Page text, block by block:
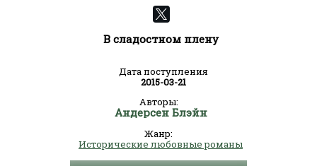
В сладостном плену
Дата поступления
2015-03-21
Авторы:
Андерсен Блэйн
Жанр:
Исторические любовные романы